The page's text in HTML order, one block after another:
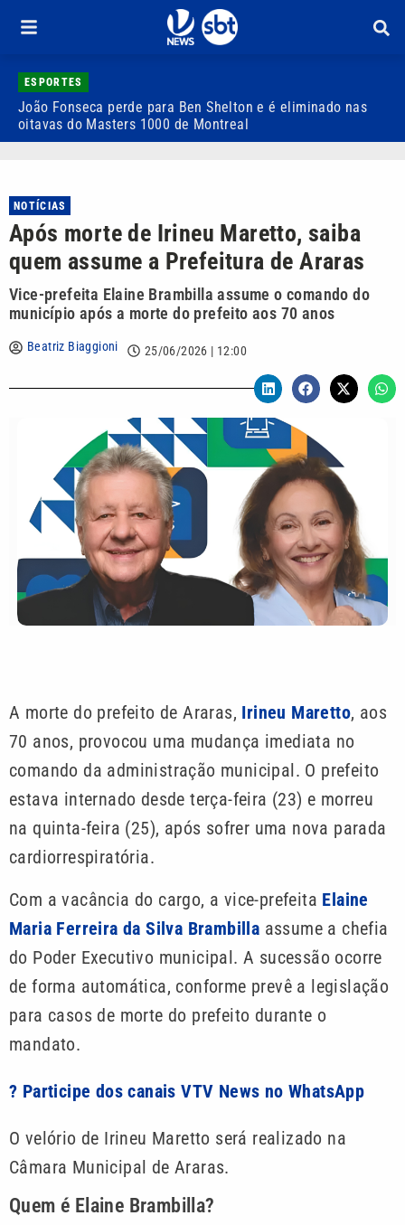
ESPORTES
João Fonseca perde para Ben Shelton e é eliminado nas
oitavas do Masters 1000 de Montreal
NOTÍCIAS
Após morte de Irineu Maretto, saiba
quem assume a Prefeitura de Araras
Vice-prefeita Elaine Brambilla assume o comando do
município após a morte do prefeito aos 70 anos
Beatriz Biaggioni 25/06/2026 | 12:00
A morte do prefeito de Araras, Irineu Maretto, aos
70 anos, provocou uma mudança imediata no
comando da administração municipal. O prefeito
estava internado desde terça-feira (23) e morreu
na quinta-feira (25), após sofrer uma nova parada
cardiorrespiratória.
Com a vacância do cargo, a vice-prefeita Elaine
Maria Ferreira da Silva Brambilla assume a chefia
do Poder Executivo municipal. A sucessão ocorre
de forma automática, conforme prevê a legislação
para casos de morte do prefeito durante o
mandato.
? Participe dos canais VTV News no WhatsApp
O velório de Irineu Maretto será realizado na
Câmara Municipal de Araras.
Quem é Elaine Brambilla?